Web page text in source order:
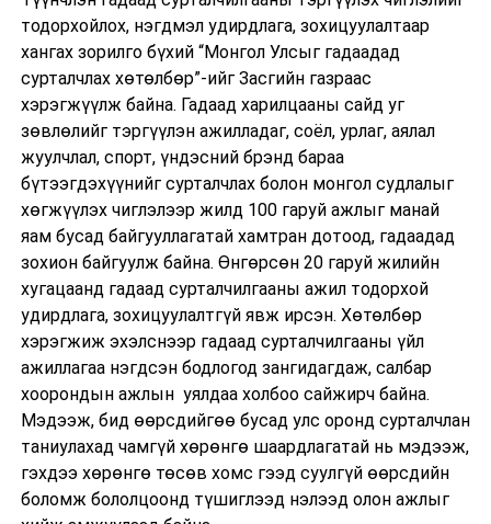
тодорхойлох, нэгдмэл удирдлага, зохицуулалтаар
хангах зорилго бүхий “Монгол Улсыг гадаадад
сурталчлах хөтөлбөр”-ийг Засгийн газраас
хэрэгжүүлж байна. Гадаад харилцааны сайд уг
зөвлөлийг тэргүүлэн ажилладаг, соёл, урлаг, аялал
жуулчлал, спорт, үндэсний брэнд бараа
бүтээгдэхүүнийг сурталчлах болон монгол судлалыг
хөгжүүлэх чиглэлээр жилд 100 гаруй ажлыг манай
яам бусад байгууллагатай хамтран дотоод, гадаадад
зохион байгуулж байна. Өнгөрсөн 20 гаруй жилийн
хугацаанд гадаад сурталчилгааны ажил тодорхой
удирдлага, зохицуулалтгүй явж ирсэн. Хөтөлбөр
хэрэгжиж эхэлснээр гадаад сурталчилгааны үйл
ажиллагаа нэгдсэн бодлогод зангидагдаж, салбар
хоорондын ажлын уялдаа холбоо сайжирч байна.
Мэдээж, бид өөрсдийгөө бусад улс оронд сурталчлан
таниулахад чамгүй хөрөнгө шаардлагатай нь мэдээж,
гэхдээ хөрөнгө төсөв хомс гээд суулгүй өөрсдийн
боломж бололцоонд түшиглээд нэлээд олон ажлыг